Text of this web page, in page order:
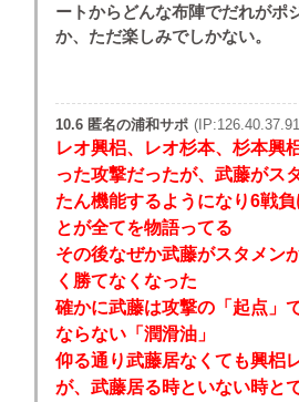
ートからどんな布陣でだれがポ
か、ただ楽しみでしかない。
10.6 匿名の浦和サポ
レオ興梠、レオ杉本、杉本興
った攻撃だったが、武藤がス
たん機能するようになり6戦
とが全てを物語ってる
その後なぜか武藤がスタメン
く勝てなくなった
確かに武藤は攻撃の「起点」
ならない「潤滑油」
仰る通り武藤居なくても興梠
が、武藤居る時といない時と